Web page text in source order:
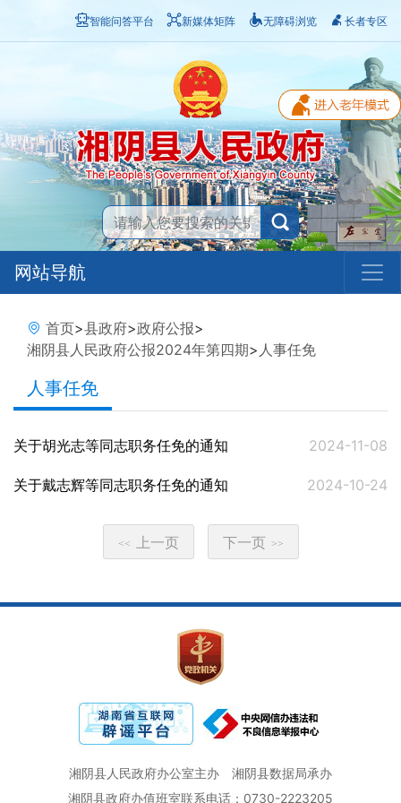
智能问答平台 新媒体矩阵 无障碍浏览 长者专区
网站导航
首页>县政府>政府公报>
湘阴县人民政府公报2024年第四期> 人事任免
人事任免
关于胡光志等同志职务任免的通知 2024-11-08
关于戴志辉等同志职务任免的通知 2024-10-24
<< 上一页 下一页 >>
湘阴县人民政府办公室主办
湘阴县数据局承办
湘阴县政府办值班室联系电话：0730-2223205